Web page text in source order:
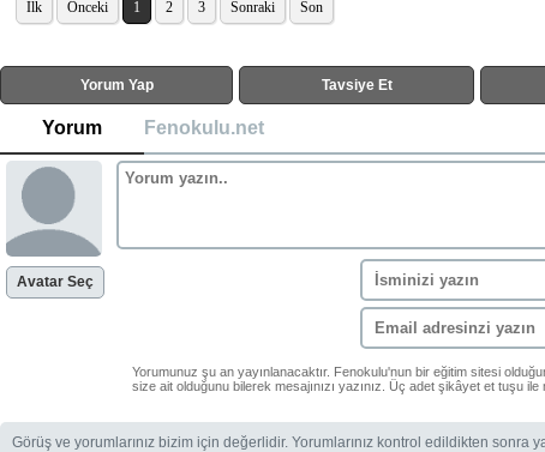
İlk Önceki 1 2 3 Sonraki Son
Yorum Yap Tavsiye Et
Yorum Fenokulu.net
Avatar Seç
Yorumunuz şu an yayınlanacaktır. Fenokulu'nun bir eğitim sitesi
size ait olduğunu bilerek mesajınızı yazınız. Üç adet şikâyet et tuşu
Görüş ve yorumlarınız bizim için değerlidir. Yorumlarınız kontrol edildikten sonra